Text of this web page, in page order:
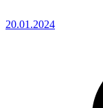
20.01.2024